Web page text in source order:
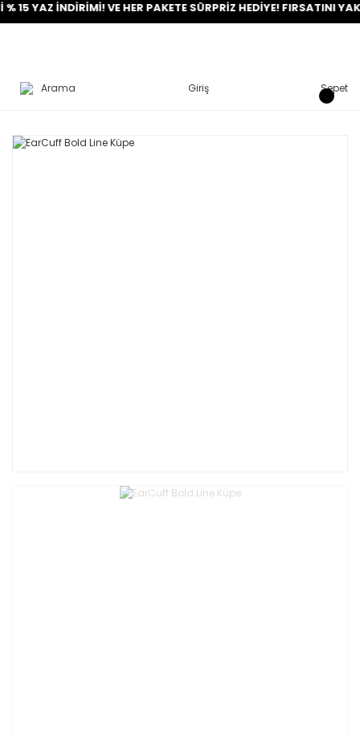
İNDİRİMİ! VE HER PAKETE SÜRPRİZ HEDİYE! FIRSATINI YAKALA!
Arama Giriş Sepet